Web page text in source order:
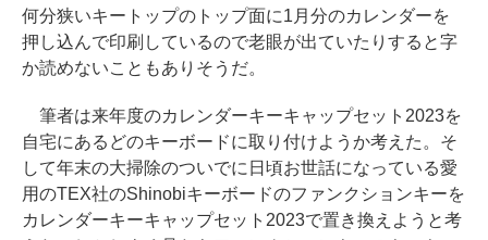
何分狭いキートップのトップ面に1月分のカレンダーを
押し込んで印刷しているので老眼が出ていたりすると字
か読めないこともありそうだ。
筆者は来年度のカレンダーキーキャップセット2023を
自宅にあるどのキーボードに取り付けようか考えた。そ
して年末の大掃除のついでに日頃お世話になっている愛
用のTEX社のShinobiキーボードのファンクションキーを
カレンダーキーキャップセット2023で置き換えようと考